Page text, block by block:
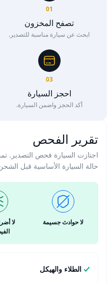
01
تصفح المخزون
ابحث عن سيارة مناسبة للتصدير.
03
احجز السيارة
أكد الحجز واضمن السيارة.
تقرير الفحص
اجتازت السيارة فحص التصدير.
حالة السيارة الأساسية قبل
لا حوادث جسيمة
لا
الطلاء والهيكل